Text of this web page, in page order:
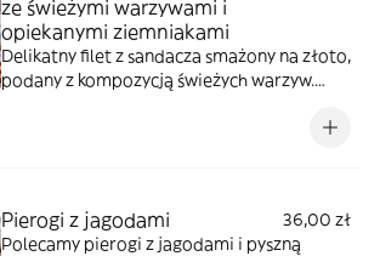
ze świeżymi warzywami i
opiekanymi ziemniakami
Delikatny filet z sandacza smażony na złoto,
podany z kompozycją świeżych warzyw.
ziemniaki, które idealnie podkreślają smak
Pierogi z jagodami
36,00 zł
Polecamy pierogi z jagodami i pyszną